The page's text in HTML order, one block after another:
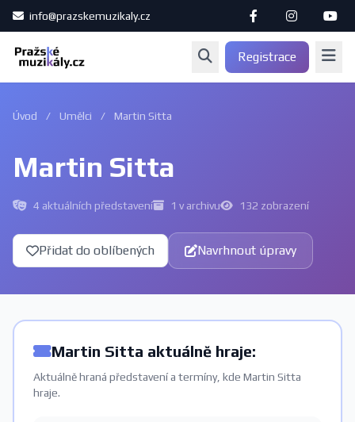
info@prazskemuzikaly.cz
Registrace
Úvod / Umělci / Martin Sitta
Martin Sitta
4 aktuálních představení 1 v archivu 132 zobrazení
Přidat do oblíbených Navrhnout úpravy
Martin Sitta aktuálně hraje:
Aktuálně hraná představení a termíny, kde Martin Sitta
hraje.